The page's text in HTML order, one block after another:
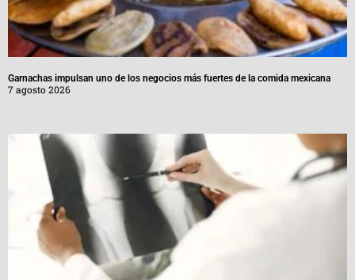
Garnachas impulsan uno de los negocios más fuertes de la comida mexicana
7 agosto 2026